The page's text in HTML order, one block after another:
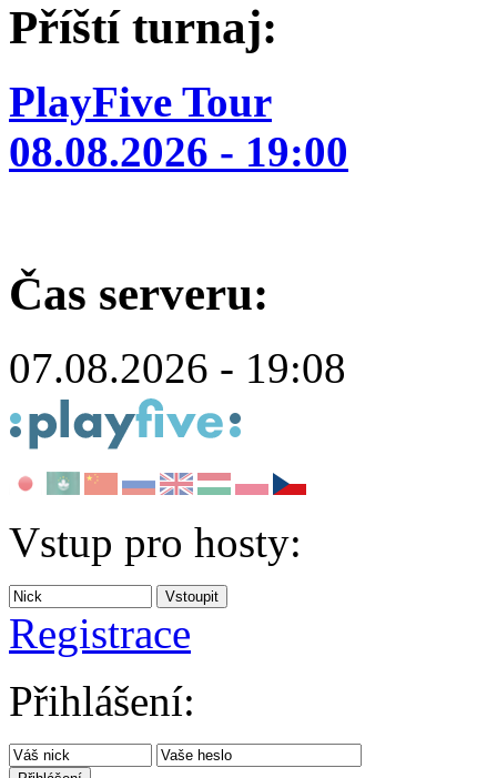
Příští turnaj:
PlayFive Tour
08.08.2026 - 19:00
Čas serveru:
07.08.2026 - 19:08
Vstup pro hosty:
Registrace
Přihlášení: